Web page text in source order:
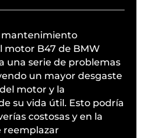
mantenimiento
motor B47 de BMW
una serie de problemas
un mayor desgaste
motor y la
su vida útil. Esto podría
costosas y en la
reemplazar